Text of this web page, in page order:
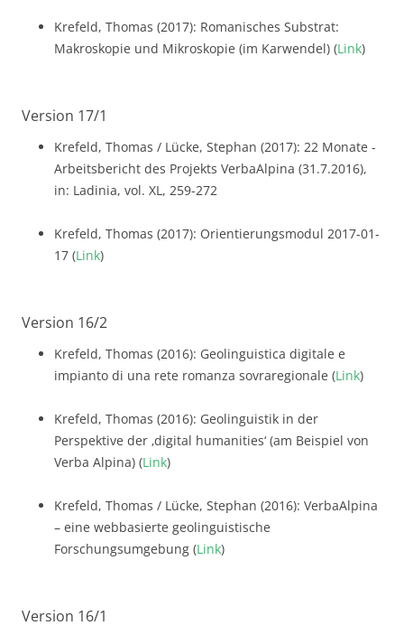
Krefeld, Thomas (2017): Romanisches Substrat:
Makroskopie und Mikroskopie (im Karwendel) (Link)
Version 17/1
Krefeld, Thomas / Lücke, Stephan (2017): 22 Monate -
Arbeitsbericht des Projekts VerbaAlpina (31.7.2016),
in: Ladinia, vol. XL, 259-272
Krefeld, Thomas (2017): Orientierungsmodul 2017-01-
17 (Link)
Version 16/2
Krefeld, Thomas (2016): Geolinguistica digitale e
impianto di una rete romanza sovraregionale (Link)
Krefeld, Thomas (2016): Geolinguistik in der
Perspektive der ‚digital humanities‘ (am Beispiel von
Verba Alpina) (Link)
Krefeld, Thomas / Lücke, Stephan (2016): VerbaAlpina
– eine webbasierte geolinguistische
Forschungsumgebung (Link)
Version 16/1